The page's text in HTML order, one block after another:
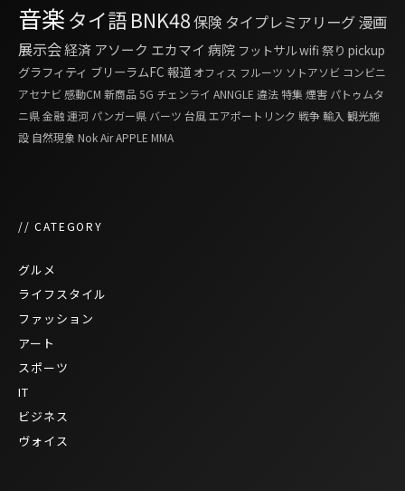
音楽タイ語BNK48保険 タイプレミアリーグ漫画
展示会経済 アソーク エカマイ 病院 フットサルwifi 祭り pickup
グラフィティ ブリーラムFC 報道 オフィス フルーツ ソトアソビ コンビニ
アセナビ感動CM 新商品5G チェンライ ANNGLE 違法特集 煙害 パトゥムタ
ニ県金融運河 パンガー県 バーツ 台風エアポートリンク 戦争輸入 観光施
設 自然現象 Nok AirAPPLE MMA
// CATEGORY
グルメ
ライフスタイル
ファッション
アート
スポーツ
IT
ビジネス
ヴォイス